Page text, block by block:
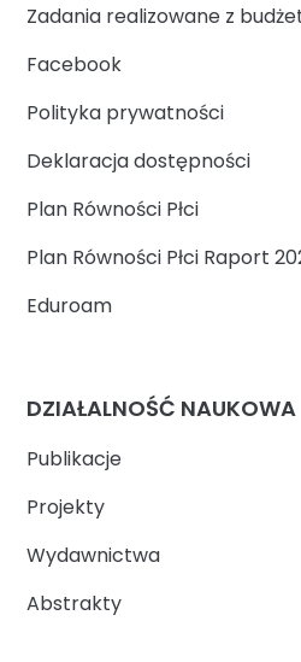
Zadania realizowane z
Facebook
Polityka prywatności
Deklaracja dostępności
Plan Równości Płci
Plan Równości Płci Raport
Eduroam
DZIAŁALNOŚĆ NAUKOWA
Publikacje
Projekty
Wydawnictwa
Abstrakty